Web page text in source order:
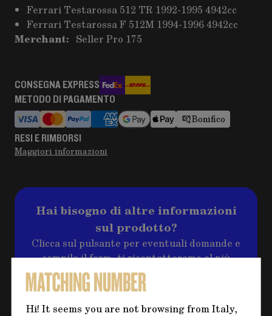
Hi! It seems you are not browsing from Italy,
Ferrari Testarossa 512 TR 1992-1995 4942cc
Ferrari Testarossa F 512M 1994-1996 4942cc
Merchant: Seller Pro 175
CONSEGNA EXPRESS
METODO DI PAGAMENTO
Bonifico
RESI E RIMBORSI
Maggiori informazioni
Hai bisogno di altre informazioni
sul prodotto?
Clicca sul pulsante per eventuali domande e
compila il form, ti ricontatteremo al più
presto per risolvere il tuo dubbio!
CONTATTACI